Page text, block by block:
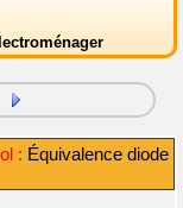
: Équivalence diode